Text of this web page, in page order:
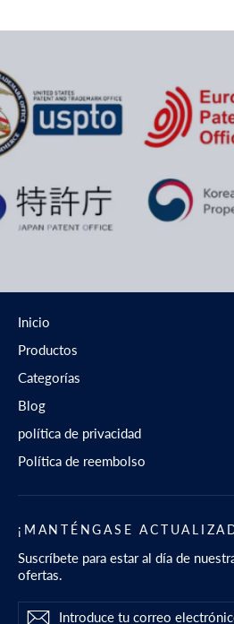
Inicio
Productos
Categorías
Blog
política de privacidad
Política de reembolso
¡MANTÉNGASE
Suscríbete para estar al día de
ofertas.
Introduce
SuscribirSuscribir